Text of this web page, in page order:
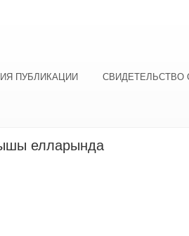
ПУБЛИКАЦИИ СВИДЕТЕЛЬСТВО
елларында